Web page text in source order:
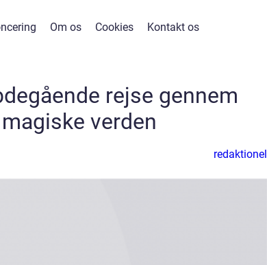
Om os Cookies Kontakt os
rejse gennem
verden
redaktionel